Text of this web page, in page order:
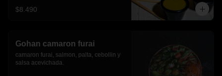
$8.490
Gohan camaron furai
camaron furai, salmon, palta, cebollin y
salsa acevichada.